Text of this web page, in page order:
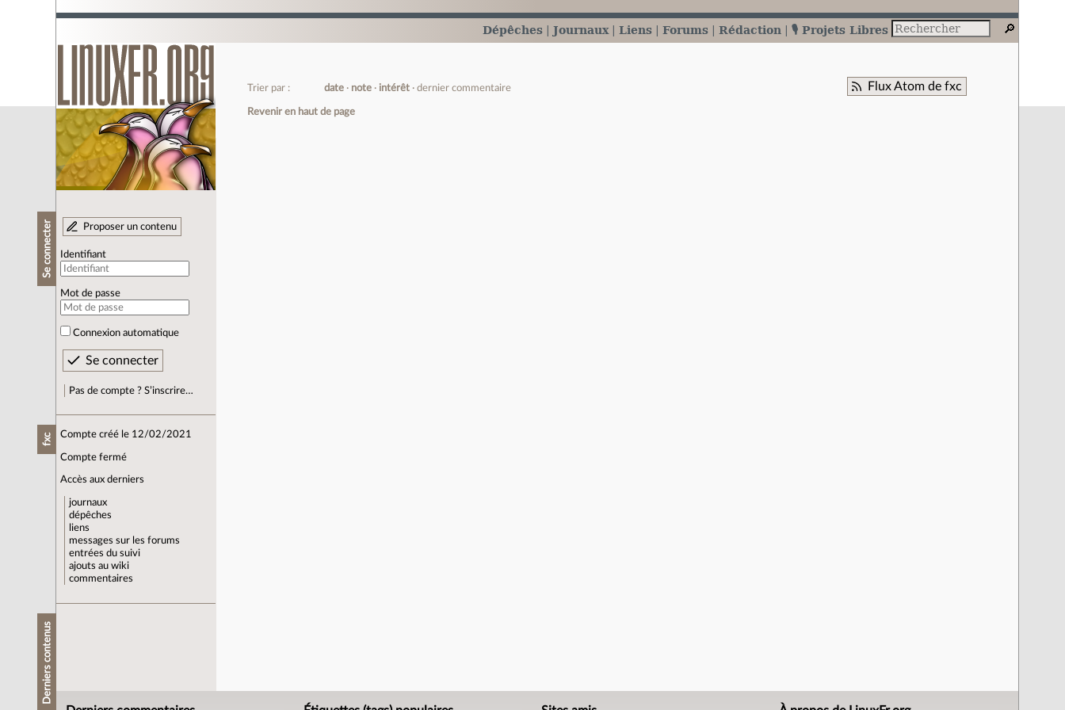
Dépêches Journaux Liens Forums Rédaction 🎙️ Projets Libres
Se connecter Proposer un contenu
Identifiant
Mot de passe
Connexion automatique
Pas de compte ? S’inscrire…
fxc Compte créé le 12/02/2021
Compte fermé
Accès aux derniers
journaux
dépêches
liens
messages sur les forums
entrées du suivi
ajouts au wiki
commentaires
Derniers contenus
Flux Atom de fxc
Trier par : date note intérêt dernier commentaire
Revenir en haut de page